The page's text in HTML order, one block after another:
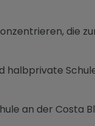
die
halbprivate
an der Costa